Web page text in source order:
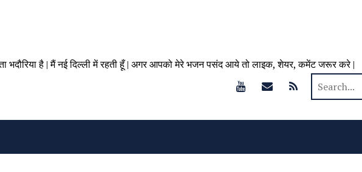
भदौरिया है | मैं नई दिल्ली में रहती हूँ | अगर आपको मेरे भजन पसंद आये तो लाइक, शेयर, कमेंट जरूर करे |